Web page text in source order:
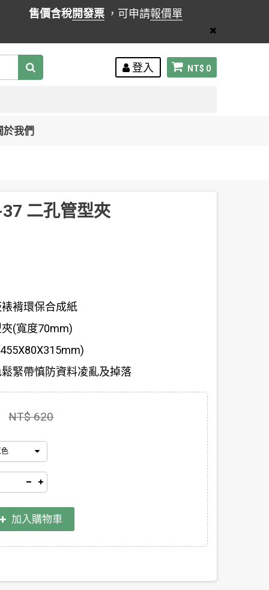
售價含稅開發票 ，可申請報價單
NT$ 0
登入
於我們
二孔管型夾
褙環保合成紙
(寬度70mm)
緊帶慎防資料凌亂及掉落
NT$ 620
加入購物車